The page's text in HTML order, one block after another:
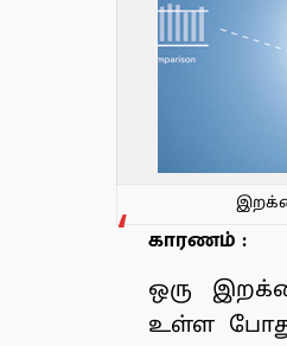
காரணம் :
ஒரு
உள்ள